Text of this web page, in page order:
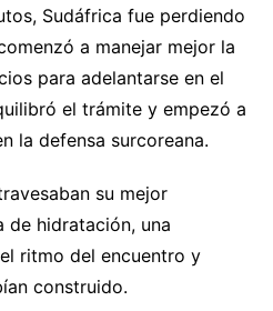
Sudáfrica fue perdiendo
a manejar mejor la
para adelantarse en el
el trámite y empezó a
la defensa surcoreana.
su mejor
de hidratación, una
ritmo del encuentro y
construido.